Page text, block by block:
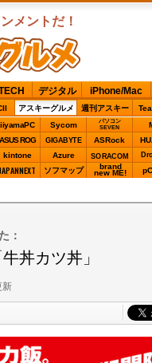
メントだ！
デジタル iPhone/Mac
アスキーグルメ 週刊アスキー
iiyamaPC Sycom
パソコン
SEVEN
ASUS ROG GIGABYTE ASRock
kintone Azure SORACOM
ソフマップ brand
new ME!
：
丼カツ丼」
新